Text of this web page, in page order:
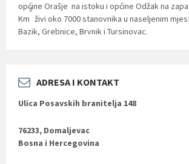
općine Orašje na istoku i općine Odžak na
Km
2
živi oko 7000 stanovnika u naseljenim
Bazik, Grebnice, Brvnik i Tursinovac.
ADRESA I KONTAKT
Ulica Posavskih branitelja 148
76233, Domaljevac
Bosna i Hercegovina